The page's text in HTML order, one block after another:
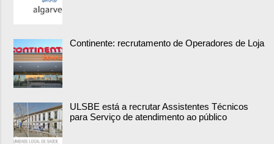
Continente: recrutamento de Operadores de Loja
ULSBE está a recrutar Assistentes Técnicos
para Serviço de atendimento ao público